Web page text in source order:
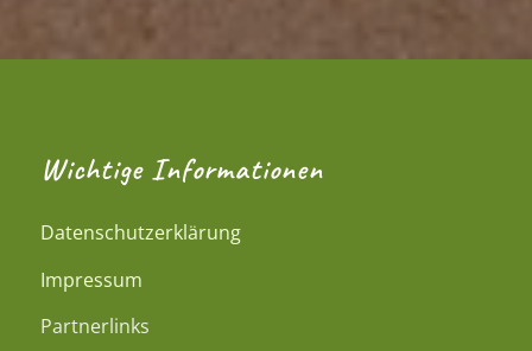
Wichtige Informationen
Datenschutzerklärung
Impressum
Partnerlinks